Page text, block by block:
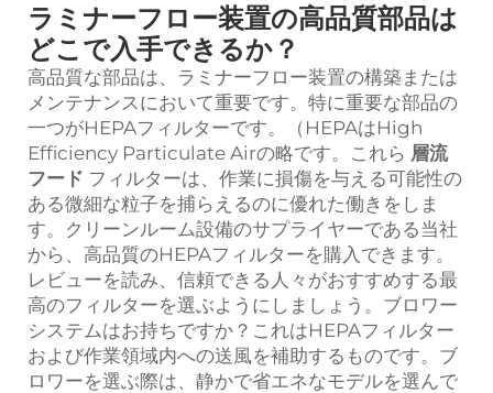
ラミナーフロー装置の高品質部品は
どこで入手できるか？
高品質な部品は、ラミナーフロー装置の構築または
メンテナンスにおいて重要です。特に重要な部品の
一つがHEPAフィルターです。（HEPAはHigh
Efficiency Particulate Airの略です。これら 層流
フード フィルターは、作業に損傷を与える可能性の
ある微細な粒子を捕らえるのに優れた働きをしま
す。クリーンルーム設備のサプライヤーである当社
から、高品質のHEPAフィルターを購入できます。
レビューを読み、信頼できる人々がおすすめする最
高のフィルターを選ぶようにしましょう。ブロワー
システムはお持ちですか？これはHEPAフィルター
および作業領域内への送風を補助するものです。ブ
ロワーを選ぶ際は、静かで省エネなモデルを選んで